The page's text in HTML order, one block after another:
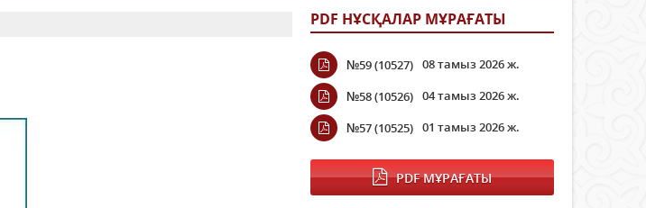
PDF НҰСҚАЛАР МҰРАҒАТЫ
№59 (10527) 08 тамыз 2026 ж.
№58 (10526) 04 тамыз 2026 ж.
№57 (10525) 01 тамыз 2026 ж.
PDF МҰРАҒАТЫ